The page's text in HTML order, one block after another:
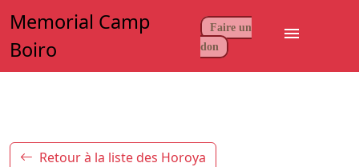
Memorial Camp
Boiro
Faire un
don
menu
Retour à la liste des Horoya